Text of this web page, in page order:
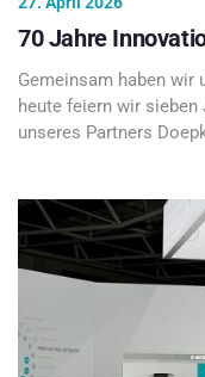
70 Jahre
Gemeinsam haben wir
heute feiern wir
unseres Partners